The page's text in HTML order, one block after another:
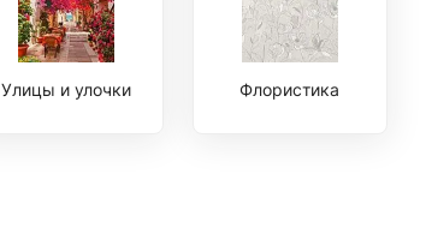
Улицы и улочки Флористика